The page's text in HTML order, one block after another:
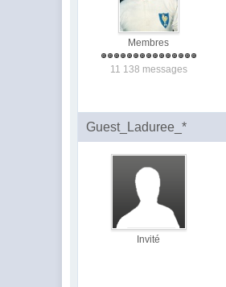
Membres
11 138 messages
Guest_Laduree_*
Invité